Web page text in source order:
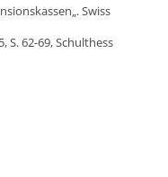
„. Swiss
S. 62-69, Schulthess